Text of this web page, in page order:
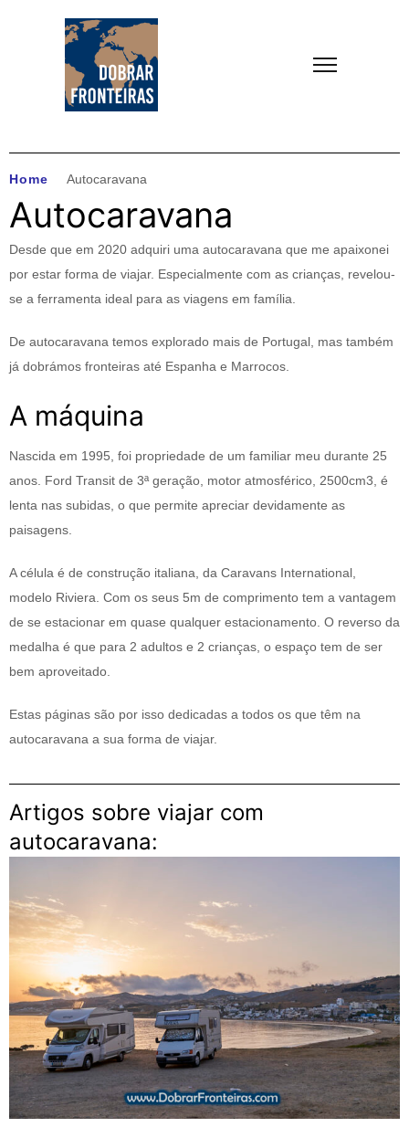
Home Autocaravana
Autocaravana
Desde que em 2020 adquiri uma autocaravana que me apaixonei
por estar forma de viajar. Especialmente com as crianças, revelou-
se a ferramenta ideal para as viagens em família.
De autocaravana temos explorado mais de Portugal, mas também
já dobrámos fronteiras até Espanha e Marrocos.
A máquina
Nascida em 1995, foi propriedade de um familiar meu durante 25
anos. Ford Transit de 3ª geração, motor atmosférico, 2500cm3, é
lenta nas subidas, o que permite apreciar devidamente as
paisagens.
A célula é de construção italiana, da Caravans International,
modelo Riviera. Com os seus 5m de comprimento tem a vantagem
de se estacionar em quase qualquer estacionamento. O reverso da
medalha é que para 2 adultos e 2 crianças, o espaço tem de ser
bem aproveitado.
Estas páginas são por isso dedicadas a todos os que têm na
autocaravana a sua forma de viajar.
Artigos sobre viajar com
autocaravana: